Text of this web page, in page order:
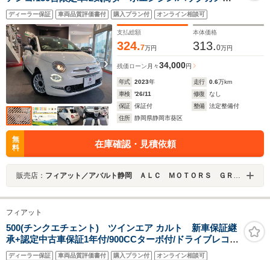
あり/ボサノバホワイト/ETC/パドルシフト/クルーズコン
トロール/オートエアコン/ツートンハーフレザーシート
ディーラー保証 車両品質評価書付 購入プラン付 オンライン相談可
支払総額
324.7万円
本体価格
313.0万円
残価ローン 月々34,000円
年式 2023年 走行 0.6万km
車検
'26/11 修復
なし
保証
保証付 整備
法定整備付
住所
静岡県静岡市葵区
無
料
在庫確認・見積依頼
販売店： フィアット／アバルト静岡 ＡＬＣ ＭＯＴＯＲＳ ＧＲＯＵＰ
フィアット
500(チンクエチェント) ツインエア カルト 新車保証継
承+認定中古車保証1年付/900CCターボ付/ドライブレコー
ダー/ETC/禁煙車/1オーナー
ディーラー保証 車両品質評価書付 購入プラン付 オンライン相談可